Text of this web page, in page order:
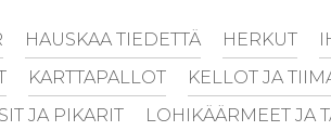
HAUSKAA TIEDETTÄ HERKUT
KARTTAPALLOT KELLOT JA
JA PIKARIT
LOHIKÄÄRMEET JA